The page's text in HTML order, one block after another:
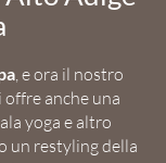
, e ora il nostro
offre anche una
yoga e altro
un restyling della